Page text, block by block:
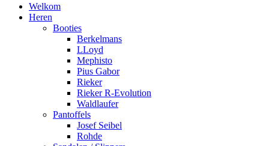
Welkom
Heren
Booties
Berkelmans
LLoyd
Mephisto
Pius Gabor
Rieker
Rieker R-Evolution
Waldlaufer
Pantoffels
Josef Seibel
Rohde